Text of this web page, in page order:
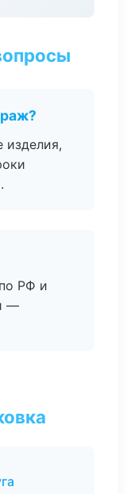
изделия,
РФ и
—